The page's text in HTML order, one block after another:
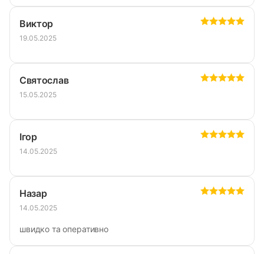
Виктор
19.05.2025
Святослав
15.05.2025
Ігор
14.05.2025
Назар
14.05.2025
швидко та оперативно